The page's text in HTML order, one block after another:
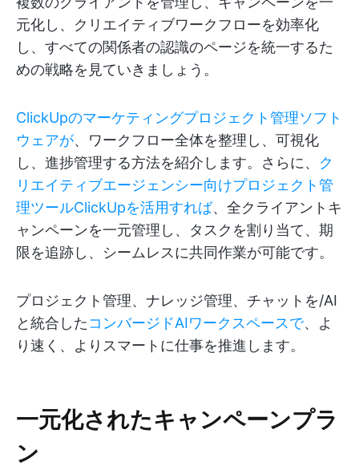
元化し、クリエイティブワークフローを効率化
し、すべての関係者の認識のページを統一するた
めの戦略を見ていきましょう。
ClickUpのマーケティングプロジェクト管理ソフト
ウェアが、ワークフロー全体を整理し、可視化
し、進捗管理する方法を紹介します。さらに、 ク
リエイティブエージェンシー向けプロジェクト管
理ツールClickUpを活用すれば、全クライアントキ
ャンペーンを一元管理し、タスクを割り当て、期
限を追跡し、シームレスに共同作業が可能です。
プロジェクト管理、ナレッジ管理、チャットを/AI
と統合したコンバージドAIワークスペースで、よ
り速く、よりスマートに仕事を推進します。
一元化されたキャンペーンプラ
ン